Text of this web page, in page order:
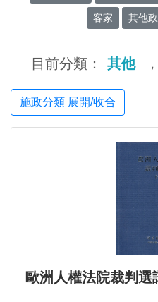
客家 其他
目前分類： 其他
施政分類 展開/收合
歐洲人權法院裁判選